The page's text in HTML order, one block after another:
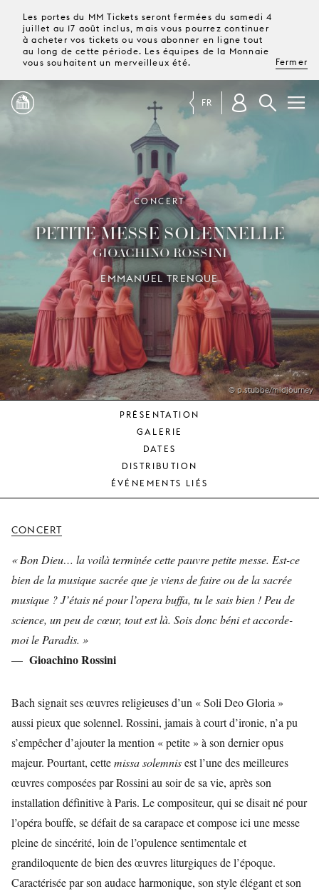
Les portes du MM Tickets seront fermées du samedi 4
juillet au 17 août inclus, mais vous pourrez continuer
à acheter vos tickets ou vous abonner en ligne tout
au long de cette période. Les équipes de la Monnaie
vous souhaitent un merveilleux été.
Fermer
PROGRAMME
MAGAZINE
TICKETS &
ABONNEMENTS
VOTRE
VISITE
JEUNE
PUBLIC
LA
MONNAIE
SOUTENIR
FR
© p.stubbe/midjourney
CONCERT
PETITE MESSE SOLENNELLE
GIOACHINO ROSSINI
EMMANUEL TRENQUE
PRÉSENTATION
GALERIE
DATES
DISTRIBUTION
ÉVÉNEMENTS LIÉS
CONCERT
« Bon Dieu… la voilà terminée cette pauvre petite messe. Est-ce
bien de la musique sacrée que je viens de faire ou de la sacrée
musique ? J’étais né pour l’opera buffa, tu le sais bien ! Peu de
science, un peu de cœur, tout est là. Sois donc béni et accorde-
moi le Paradis. »
— Gioachino Rossini
Bach signait ses œuvres religieuses d’un « Soli Deo Gloria »
aussi pieux que solennel. Rossini, jamais à court d’ironie, n’a pu
s’empêcher d’ajouter la mention « petite » à son dernier opus
majeur. Pourtant, cettemissa solemnisest l’une des meilleures
œuvres composées par Rossini au soir de sa vie, après son
installation définitive à Paris. Le compositeur, qui se disait né pour
l’opéra bouffe, se défait de sa carapace et compose ici une messe
pleine de sincérité, loin de l’opulence sentimentale et
grandiloquente de bien des œuvres liturgiques de l’époque.
Caractérisée par son audace harmonique, son style élégant et son